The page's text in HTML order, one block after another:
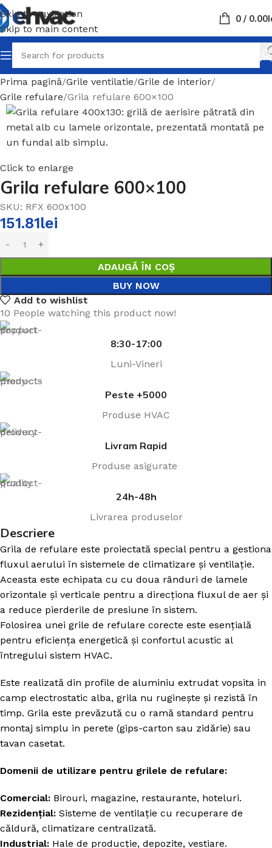
Skip to navigation
Skip to main content
0 / 0.00
Prima pagină Grile ventilatie Grile de interior
Grile refulare Grila refulare 600×100
Click to enlarge
Grila refulare 600×100
SKU: RFX 600x100
151.81lei
ADAUGĂ ÎN COȘ
BUY NOW
Add to wishlist
10 People watching this product now!
8:30-17:00
Luni-Vineri
Peste +5000
Produse HVAC
Livram Rapid
Produse asigurate
24h-48h
Livrarea produselor
Descriere
Grila de refulare este proiectată special pentru a gestiona
fluxul aerului în sistemele de climatizare și ventilație.
Aceasta este echipata cu cu doua rânduri de lamele
orizontale și verticale pentru a direcționa fluxul de aer și
a reduce pierderile de presiune în sistem.
Folosirea unei grile de refulare corecte este esențială
pentru eficiența energetică și confortul acustic al
întregului sistem HVAC.
Este realizată din profile de aluminiu extrudat vopsita in
camp electrostatic alba, grila nu ruginește și rezistă în
timp. Grila este prevăzută cu o ramă standard pentru
montaj simplu in perete (gips-carton sau zidărie) sau
tavan casetat.
Domenii de utilizare pentru grilele de refulare:
Comercial: Birouri, magazine, restaurante, hoteluri.
Rezidențial: Sisteme de ventilație cu recuperare de
căldură, climatizare centralizată.
Industrial: Hale de producție, depozite, vestiare.